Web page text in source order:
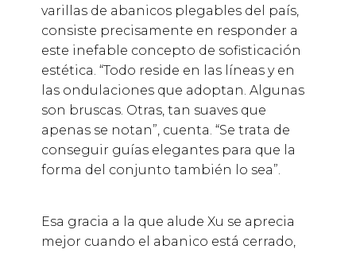
varillas de abanicos plegables del país,
consiste precisamente en responder a
este inefable concepto de sofisticación
estética. “Todo reside en las líneas y en
las ondulaciones que adoptan. Algunas
son bruscas. Otras, tan suaves que
apenas se notan”, cuenta. “Se trata de
conseguir guías elegantes para que la
forma del conjunto también lo sea”.
Esa gracia a la que alude Xu se aprecia
mejor cuando el abanico está cerrado,